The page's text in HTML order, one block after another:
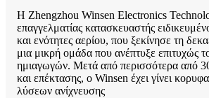
Η Zhengzhou Winsen Electronics
επαγγελματίας κατασκευαστής
και ενότητες αερίου, που ξεκίνησε τη
μια μικρή ομάδα που ανέπτυξε επιτυχώς
ημιαγωγών. Μετά από περισσότερα από
και επέκτασης, ο Winsen έχει γίνει
λύσεων ανίχνευσης